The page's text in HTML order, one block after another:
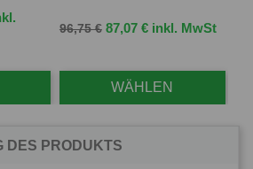
Verkaufspreis
96,75 € Preis
87,07 € inkl. MwSt
WÄHLEN
DES PRODUKTS